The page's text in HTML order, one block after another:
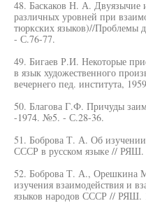
48. Баскаков Н. А. Двуязычие
различных уровней при
тюркских языков)//Проблемы
- С.76-77.
49. Бигаев Р.И. Некоторые
в язык художественного
вечернего пед. института,
50. Благова Г.Ф. Причуды
-1974. №5. - С.28-36.
51. Боброва Т. А. Об
СССР в русском языке //
52. Боброва Т. А., Орешкина
изучения взаимодействия и
языков народов СССР //